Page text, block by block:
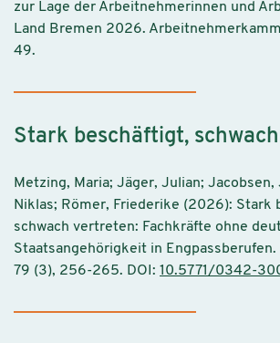
zur Lage der Arbeitnehmerinnen und
Land Bremen 2026.
49.
Stark beschäftigt,
Metzing, Maria; Jäger, Julian; Jacobsen,
Niklas; Römer, Friederike (2026): Stark
schwach vertreten: Fachkräfte ohne
Staatsangehörigkeit in
79 (3), 256-265. DOI: 10.5771/0342-